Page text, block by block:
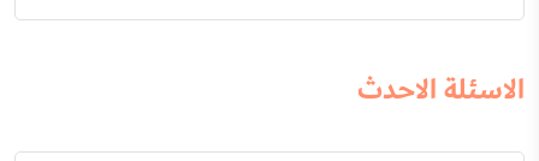
الاسئلة الاحدث